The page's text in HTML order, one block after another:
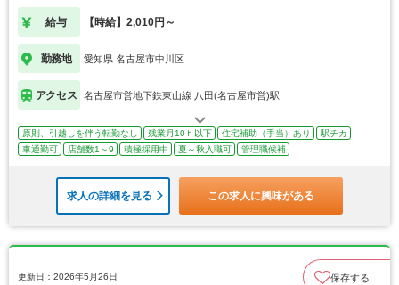
給与 【時給】2,010円～
勤務地 愛知県 名古屋市中川区
アクセス 名古屋市営地下鉄東山線 八田(名古屋市営)駅
原則、引越しを伴う転勤なし 残業月10ｈ以下 住宅補助（手当）あり
駅チカ
車通勤可
店舗数1～9 積極採用中 夏～秋入職可 管理職候補
求人の詳細を見る この求人に興味がある
更新日：2026年5月26日 保存する